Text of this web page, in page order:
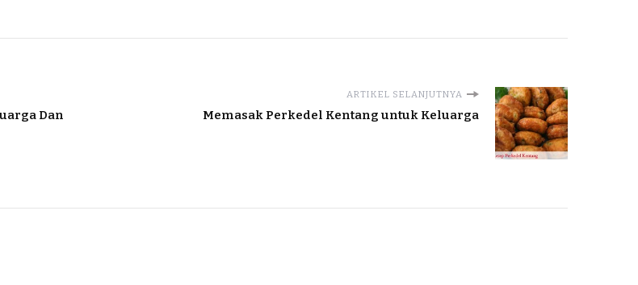
Dan
ARTIKEL SELANJUTNYA
Memasak Perkedel Kentang untuk Keluarga